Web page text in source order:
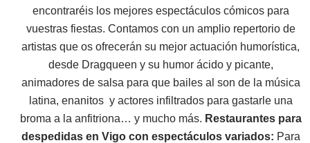
encontraréis los mejores espectáculos cómicos para
vuestras fiestas. Contamos con un amplio repertorio de
artistas que os ofrecerán su mejor actuación humorística,
desde Dragqueen y su humor ácido y picante,
animadores de salsa para que bailes al son de la música
latina, enanitos y actores infiltrados para gastarle una
broma a la anfitriona… y mucho más. Restaurantes para
despedidas en Vigo con espectáculos variados: Para